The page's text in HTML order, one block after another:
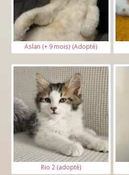
Aslan (+ 9 mois) (Adopté)
Rio 2 (adopté)